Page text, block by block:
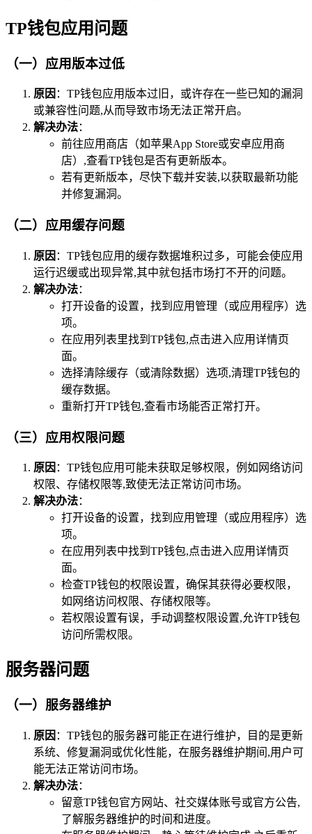
TP钱包应用问题
（一）应用版本过低
原因 ：TP钱包应用版本过旧，或许存在一些已知的漏洞
或兼容性问题,从而导致市场无法正常开启。
解决办法：
前往应用商店（如苹果App Store或安卓应用商
店）,查看TP钱包是否有更新版本。
若有更新版本，尽快下载并安装,以获取最新功能
并修复漏洞。
（二）应用缓存问题
原因 ：TP钱包应用的缓存数据堆积过多，可能会使应用
运行迟缓或出现异常,其中就包括市场打不开的问题。
解决办法：
打开设备的设置，找到应用管理（或应用程序）选
项。
在应用列表里找到TP钱包,点击进入应用详情页
面。
选择清除缓存（或清除数据）选项,清理TP钱包的
缓存数据。
重新打开TP钱包,查看市场能否正常打开。
（三）应用权限问题
原因 ：TP钱包应用可能未获取足够权限，例如网络访问
权限、存储权限等,致使无法正常访问市场。
解决办法：
打开设备的设置，找到应用管理（或应用程序）选
项。
在应用列表中找到TP钱包,点击进入应用详情页
面。
检查TP钱包的权限设置，确保其获得必要权限，
如网络访问权限、存储权限等。
若权限设置有误，手动调整权限设置,允许TP钱包
访问所需权限。
服务器问题
（一）服务器维护
原因 ：TP钱包的服务器可能正在进行维护，目的是更新
系统、修复漏洞或优化性能，在服务器维护期间,用户可
能无法正常访问市场。
解决办法：
留意TP钱包官方网站、社交媒体账号或官方公告,
了解服务器维护的时间和进度。